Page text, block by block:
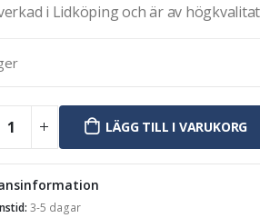
i Lidköping och är av
LÄGG TILL I VARUKORG
3-5 dagar